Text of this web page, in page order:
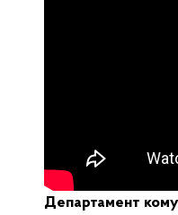
Департамент